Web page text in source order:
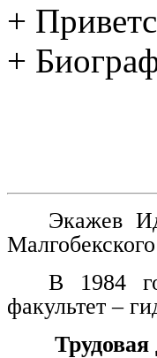
+
+
Экажев
В 1984
факультет –
Трудовая